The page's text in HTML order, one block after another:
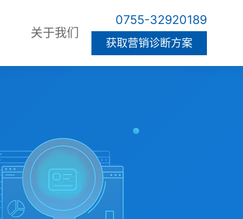
关于我们
0755-32920189
获取营销诊断方案